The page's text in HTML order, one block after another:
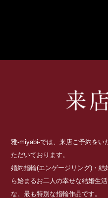
雅-miyabi-では、来店ご予約を
ただいております。
婚約指輪(エンゲージリング)・
ら始まるお二人の幸せな結婚生
な、最も特別な指輪作品です。